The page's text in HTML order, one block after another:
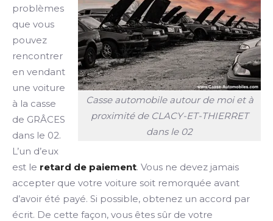
Casse automobile autour de moi et à
proximité de CLACY-ET-THIERRET
dans le 02
problèmes
que vous
pouvez
rencontrer
en vendant
une voiture
à la casse
de GRÂCES
dans le 02.
L’un d’eux
est le retard de paiement. Vous ne devez jamais
accepter que votre voiture soit remorquée avant
d’avoir été payé. Si possible, obtenez un accord par
écrit. De cette façon, vous êtes sûr de votre